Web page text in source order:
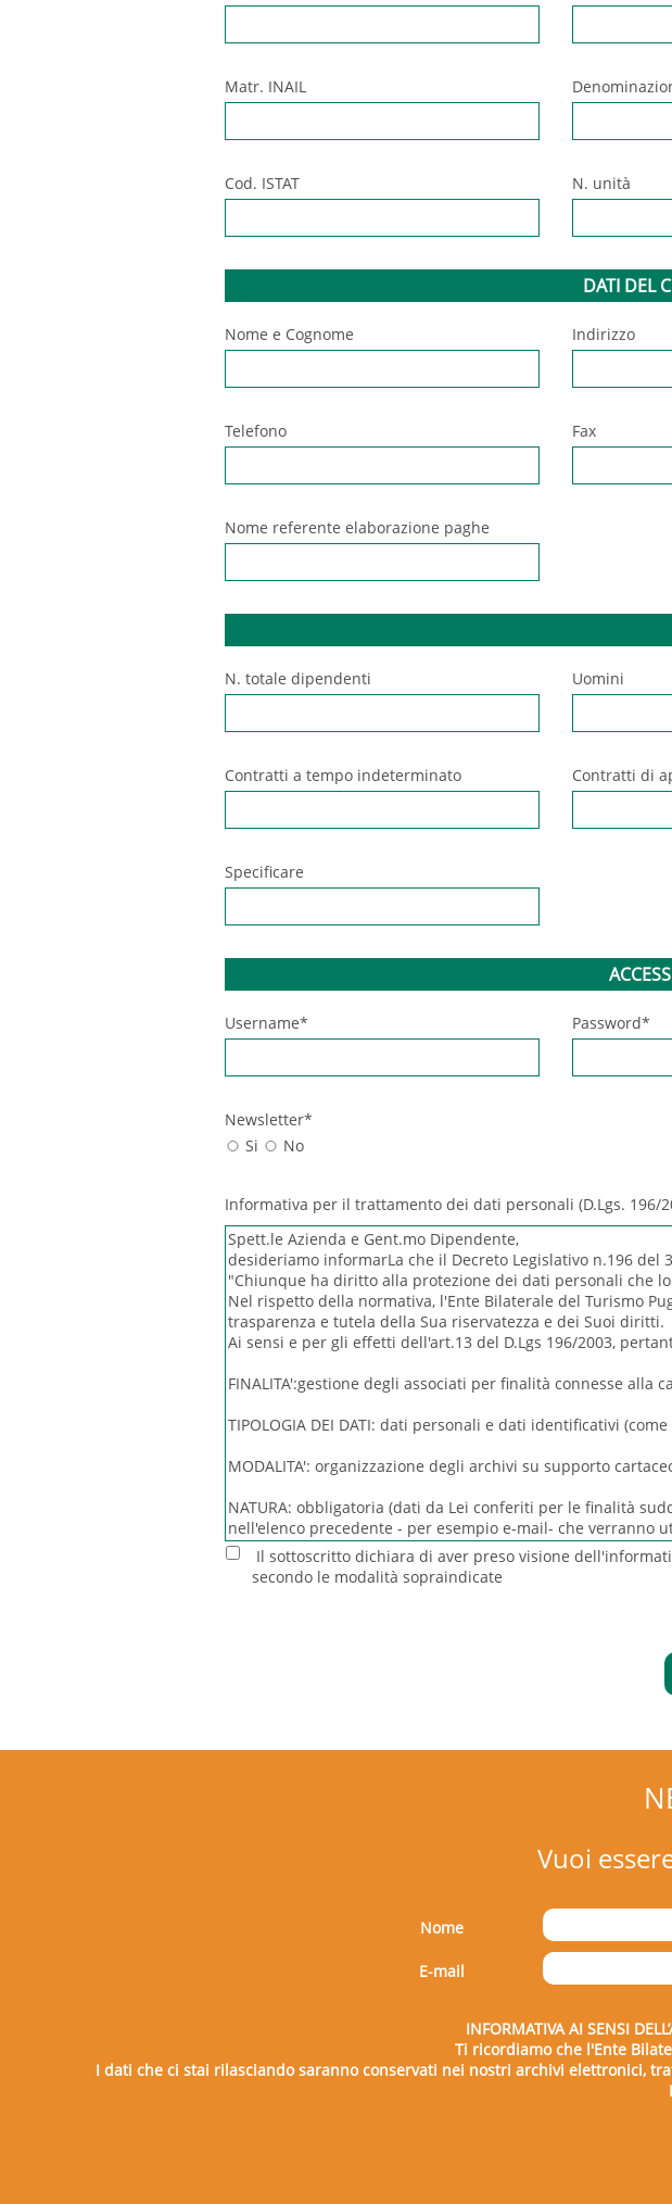
Matr. INAIL
Cod. ISTAT N. unità
DATI DEL
Nome e Cognome Indirizzo
Telefono Fax
Nome referente elaborazione paghe
N. totale dipendenti Uomini
Contratti a tempo indeterminato Contratti di
Specificare
Username* Password*
Newsletter*
Si
No
Informativa per il trattamento dei dati personali (D.Lgs. 196/
Il sottoscritto dichiara di aver preso visione
secondo le modalità sopraindicate
Vuoi
Nome
E-mail
INFORMATIVA AI SENSI
Ti ricordiamo che l'Ente
I dati che ci stai rilasciando saranno conservati nei nostri archivi elettronici,